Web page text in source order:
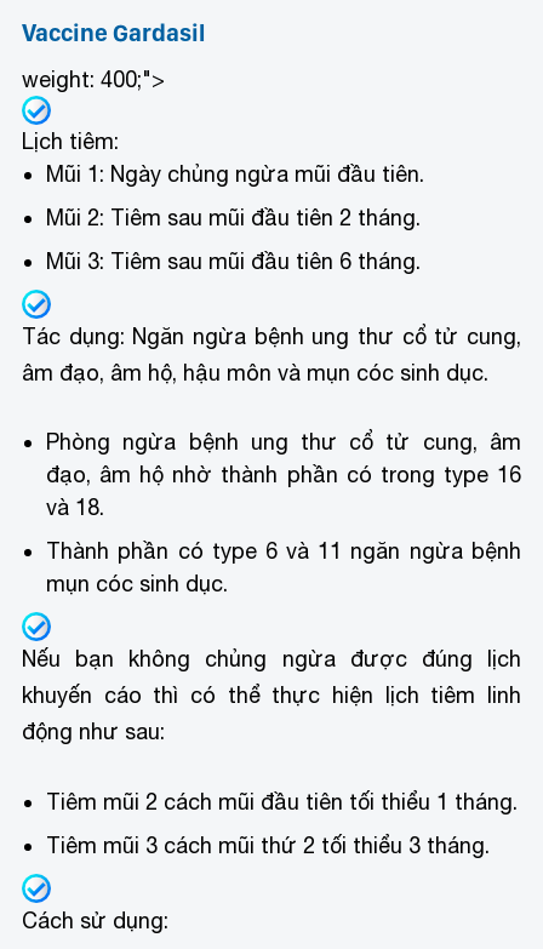
Vaccine Gardasil
weight: 400;">
Lịch tiêm:
Mũi 1: Ngày chủng ngừa mũi đầu tiên.
Mũi 2: Tiêm sau mũi đầu tiên 2 tháng.
Mũi 3: Tiêm sau mũi đầu tiên 6 tháng.
Tác dụng: Ngăn ngừa bệnh ung thư cổ tử cung,
âm đạo, âm hộ, hậu môn và mụn cóc sinh dục.
Phòng ngừa bệnh ung thư cổ tử cung, âm
đạo, âm hộ nhờ thành phần có trong type 16
và 18.
Thành phần có type 6 và 11 ngăn ngừa bệnh
mụn cóc sinh dục.
Nếu bạn không chủng ngừa được đúng lịch
khuyến cáo thì có thể thực hiện lịch tiêm linh
động như sau:
Tiêm mũi 2 cách mũi đầu tiên tối thiểu 1 tháng.
Tiêm mũi 3 cách mũi thứ 2 tối thiểu 3 tháng.
Cách sử dụng: